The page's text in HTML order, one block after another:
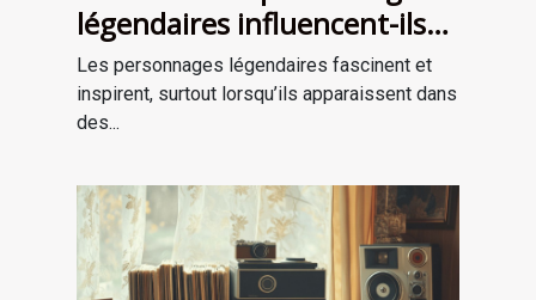
légendaires influencent-ils
les récits de survie ?
Les personnages légendaires fascinent et
inspirent, surtout lorsqu’ils apparaissent dans
des...